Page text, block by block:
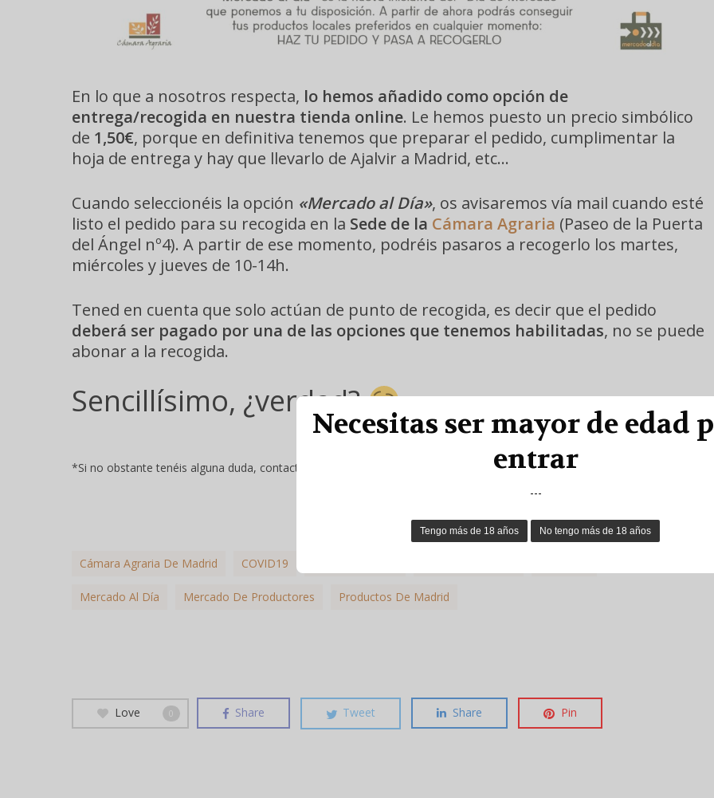
En lo que a nosotros respecta, lo hemos añadido como opción de
entrega/recogida en nuestra tienda online. Le hemos puesto un precio simbólico
de 1,50€, porque en definitiva tenemos que preparar el pedido, cumplimentar la
hoja de entrega y hay que llevarlo de Ajalvir a Madrid, etc…
Cuando seleccionéis la opción «Mercado al Día», os avisaremos vía mail cuando esté
listo el pedido para su recogida en la Sede de la Cámara Agraria (Paseo de la Puerta
del Ángel nº4). A partir de ese momento, podréis pasaros a recogerlo los martes,
miércoles y jueves de 10-14h.
Tened en cuenta que solo actúan de punto de recogida, es decir que el pedido
deberá ser pagado por una de las opciones que tenemos habilitadas, no se puede
abonar a la recogida.
Sencillísimo, ¿verdad?
*Si no obstante tenéis alguna duda, contactadnos al mail info@vikingbad.es o por redes sociales.
Cámara Agraria De Madrid COVID19
Mercado Al Día Mercado De Productores Productos De Madrid
Love 0 Share Tweet Share Pin
Necesitas ser mayor de edad
entrar
---